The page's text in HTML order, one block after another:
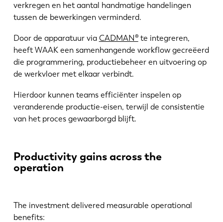
verkregen en het aantal handmatige handelingen
tussen de bewerkingen verminderd.
Door de apparatuur via CADMAN®te integreren,
heeft WAAK een samenhangende workflow gecreëerd
die programmering, productiebeheer en uitvoering op
de werkvloer met elkaar verbindt.
Hierdoor kunnen teams efficiënter inspelen op
veranderende productie-eisen, terwijl de consistentie
van het proces gewaarborgd blijft.
Productivity gains across the
operation
The investment delivered measurable operational
benefits:
EN NL